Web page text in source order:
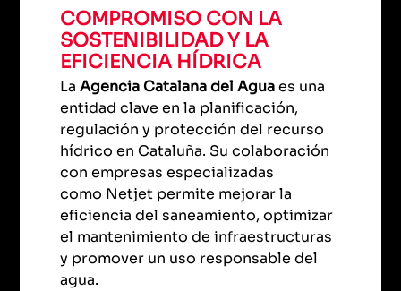
COMPROMISO CON LA
SOSTENIBILIDAD Y LA
EFICIENCIA HÍDRICA
LaAgencia Catalana del Aguaes una
entidad clave en la planificación,
regulación y protección del recurso
hídrico en Cataluña. Su colaboración
con empresas especializadas
como Netjet permite mejorar la
eficiencia del saneamiento, optimizar
el mantenimiento de infraestructuras
y promover un uso responsable del
agua.